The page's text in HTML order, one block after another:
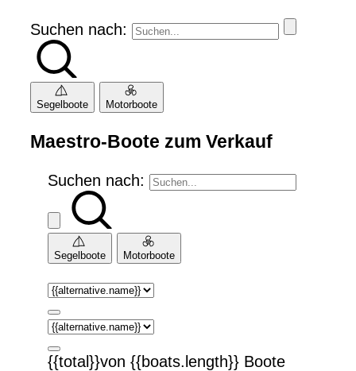
Suchen nach:
Segelboote Motorboote
Maestro-Boote zum Verkauf
Suchen nach:
Segelboote Motorboote
{{total}}von {{boats.length}} Boote